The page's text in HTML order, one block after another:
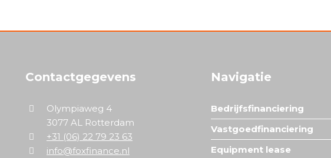
Contactgegevens
Olympiaweg 4
3077 AL Rotterdam
+31 (06) 22 79 23 63
info@foxfinance.nl
Navigatie
Bedrijfsfinanciering
Vastgoedfinanciering
Equipment lease